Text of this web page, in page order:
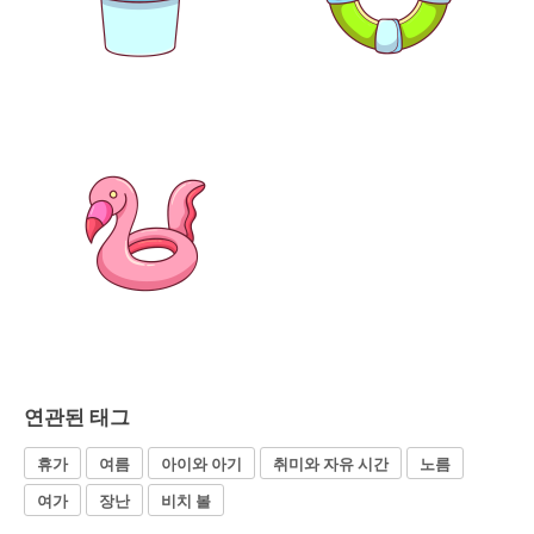
연관된 태그
휴가 여름 아이와 아기 취미와 자유 시간
노름
여가
장난 비치 볼